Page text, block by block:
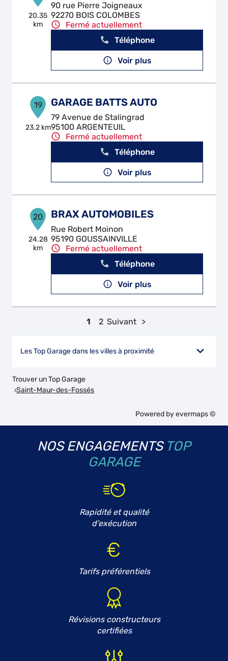
20.35
km
90 rue Pierre Joigneaux
92270 BOIS COLOMBES
Fermé actuellement
Téléphone
Voir plus
19
23.2 km
GARAGE BATTS AUTO
79 Avenue de Stalingrad
95100 ARGENTEUIL
Fermé actuellement
Téléphone
Voir plus
20
24.28
km
BRAX AUTOMOBILES
Rue Robert Moinon
95190 GOUSSAINVILLE
Fermé actuellement
Téléphone
Voir plus
1 2 Suivant
Les Top Garage dans les villes à proximité
Trouver un Top Garage
Saint-Maur-des-Fossés
Powered byevermaps ©
NOS ENGAGEMENTS TOP
GARAGE
Rapidité et qualité
d'exécution
Tarifs préférentiels
Révisions constructeurs
certifiées